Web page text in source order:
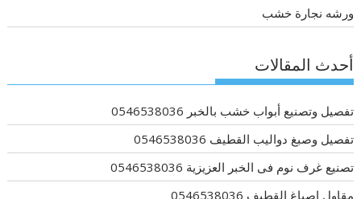
ورشه نجارة خشب
أحدث المقالات
تفصيل وتصنيع أبواب خشب بالخبر 0546538036
تفصيل وصبغ دواليب القطيف 0546538036
تصنيع غرف نوم فى الخبر العزيزية 0546538036
مقاول اصباغ القطيف 0546538036